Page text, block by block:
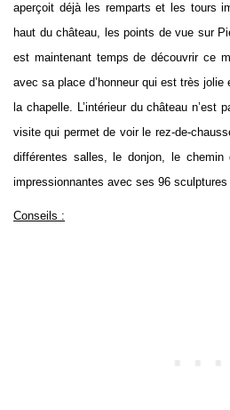
aperçoit déjà les remparts et les tours
haut du château, les points de vue sur
est maintenant temps de découvrir ce
avec sa place d’honneur qui est très jolie
la chapelle. L’intérieur du château
visite qui permet de voir le rez-de-
différentes salles, le donjon, le chemin
impressionnantes avec ses 96 sculptures
Conseils :